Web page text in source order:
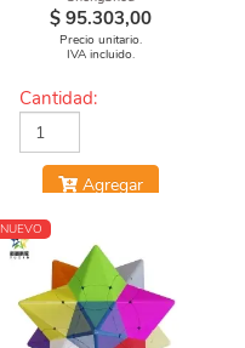
$ 95.303,00
Precio unitario.
IVA incluido.
Cantidad:
Agregar
NUEVO